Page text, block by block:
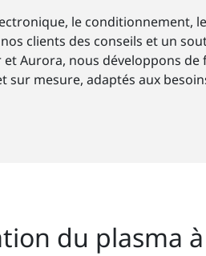
le conditionnement,
clients des conseils et un
Aurora, nous développons
sur mesure, adaptés aux
du plasma